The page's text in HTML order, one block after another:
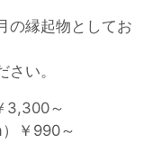
の縁起物としてお
い。
3,300～
￥990～